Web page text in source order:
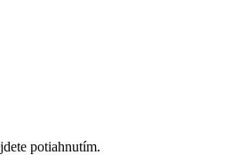
potiahnutím.